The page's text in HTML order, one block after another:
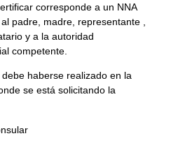
corresponde a un NNA
padre, madre, representante ,
y a la autoridad
competente.
haberse realizado en la
se está solicitando la